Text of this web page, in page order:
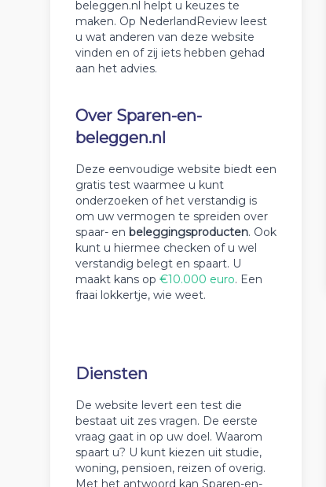
beleggen.nl helpt u keuzes te
maken. Op NederlandReview leest
u wat anderen van deze website
vinden en of zij iets hebben gehad
aan het advies.
Over Sparen-en-
beleggen.nl
Deze eenvoudige website biedt een
gratis test waarmee u kunt
onderzoeken of het verstandig is
om uw vermogen te spreiden over
spaar- en beleggingsproducten. Ook
kunt u hiermee checken of u wel
verstandig belegt en spaart. U
maakt kans op €10.000 euro. Een
fraai lokkertje, wie weet.
Diensten
De website levert een test die
bestaat uit zes vragen. De eerste
vraag gaat in op uw doel. Waarom
spaart u? U kunt kiezen uit studie,
woning, pensioen, reizen of overig.
Met het antwoord kan Sparen-en-